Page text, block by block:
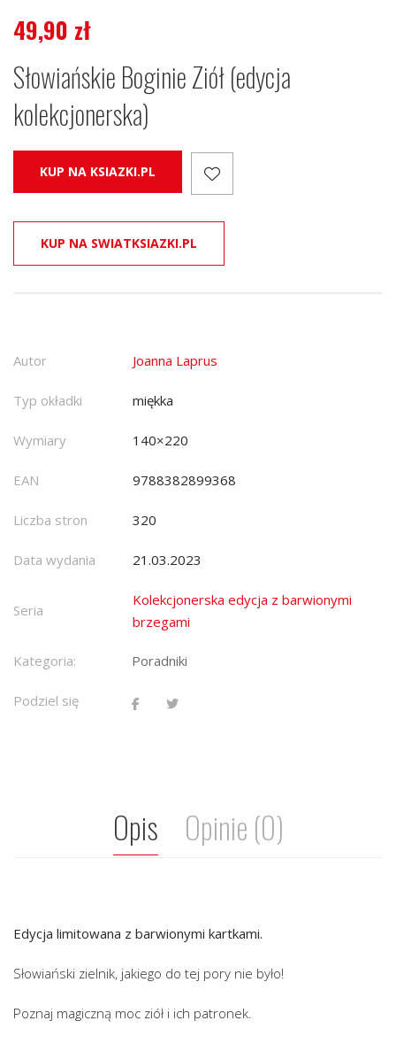
49,90 zł
Słowiańskie Boginie Ziół (edycja
kolekcjonerska)
KUP NA KSIAZKI.PL
KUP NA SWIATKSIAZKI.PL
Autor Joanna Laprus
Typ okładki miękka
Wymiary 140×220
EAN 9788382899368
Liczba stron 320
Data wydania 21.03.2023
Seria
Kolekcjonerska edycja z barwionymi
brzegami
Kategoria: Poradniki
Podziel się
Opis Opinie (0)
Edycja limitowana z barwionymi kartkami.
Słowiański zielnik, jakiego do tej pory nie było!
Poznaj magiczną moc ziół i ich patronek.